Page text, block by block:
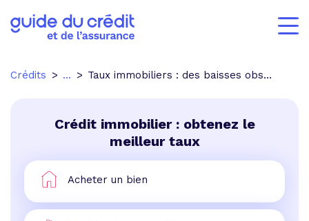
Crédits ... Taux immobiliers : des baisses observées régionalement
Crédit immobilier : obtenez le
meilleur taux
Acheter un bien